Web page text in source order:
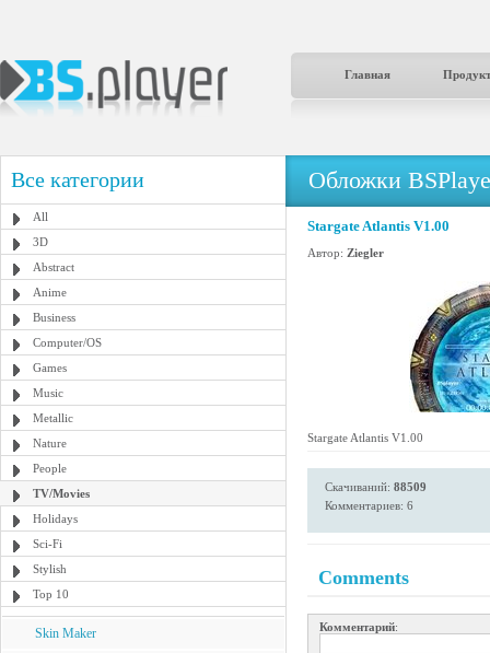
Главная
Все категории
All
3D
Abstract
Anime
Business
Computer/OS
Games
Music
Metallic
Nature
People
TV/Movies
Holidays
Sci-Fi
Stylish
Top 10
Skin Maker
Обложки
Stargate Atlantis V1.00
Автор: Ziegler
Stargate Atlantis V1.00
Скачиваний: 88509
Комментариев: 6
Comments
Комментарий: